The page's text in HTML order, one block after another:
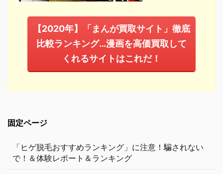
【2020年】「まんが買取サイト」徹底
比較ランキング…漫画を高価買取して
くれるサイトはこれだ！
固定ページ
「ヒゲ脱毛おすすめランキング」に注意！騙されない
で！＆体験レポート＆ランキング